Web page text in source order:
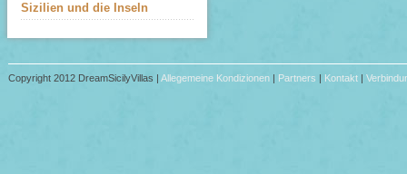
Sizilien und die Inseln
Copyright 2012 DreamSicilyVillas | Allegemeine Kondizionen| Partners | Kontakt|